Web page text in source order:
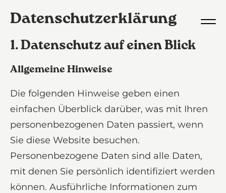
Datenschutz­erklärung
1. Datenschutz auf einen Blick
Allgemeine Hinweise
Die folgenden Hinweise geben einen
einfachen Überblick darüber, was mit Ihren
personenbezogenen Daten passiert, wenn
Sie diese Website besuchen.
Personenbezogene Daten sind alle Daten,
mit denen Sie persönlich identifiziert werden
können. Ausführliche Informationen zum